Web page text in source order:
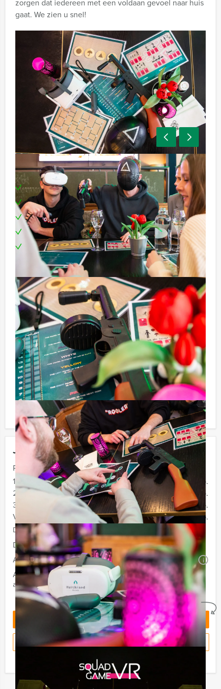
Jouw uitje
Prijs :
12 - 19 personen
€ 67,50 p.p.
20 - 29 personen
€ 64,50 p.p.
30 - 39 personen
€ 59,50 p.p.
Vanaf 40 personen
€ 57,50 p.p.
De prijzen zijn exclusief BTW
Duur:
3 uur
Aantal:
Minimaal 12 personen i
Afhankelijk van de in overleg gekozen locatie voor uw
arrangement kan een extra zaalhuur worden berekend
Geheel vrijblijvend
OFFERTE AANVRAGEN
RESERVEREN
Ik heb een vraag over dit uitje
zorgen dat iedereen met een voldaan gevoel naar huis
gaat. We zien u snel!
Inclusief:
Professionele begeleiding
Moderne VR-brillen
Uitgebreide lunch
Leuke prijs voor het winnende team
Te boeken op uw gewenste dag en tijdstip!
Niet telkens uw knip hoeven trekken om uw drankje af
te rekenen? Voor € 13,50 per persoon per uur (excl.
BTW) kunt u gebruikmaken van het drankarrangement,
waarbij u onbeperkt kunt genieten van bier, fris,
huiswijn, koffie en thee. En… zo komt u ook achteraf
niet voor verrassingen te staan!
Reservering voor kleinere groepen
Afhankelijk van het minimaal aantal deelnemers
berekenen wij de minimale prijs voor dit arrangement.
U kunt altijd voor minder personen boeken als u bereid
bent om de minimale prijs te betalen.